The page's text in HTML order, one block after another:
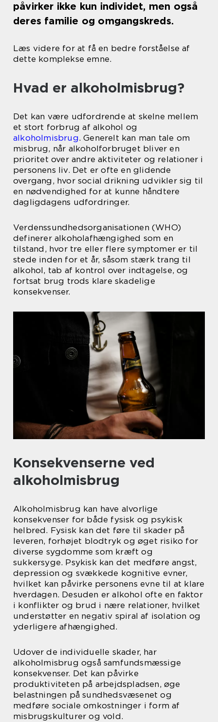
påvirker ikke kun individet, men også
deres familie og omgangskreds.
Læs videre for at få en bedre forståelse af
dette komplekse emne.
Hvad er alkoholmisbrug?
Det kan være udfordrende at skelne mellem
et stort forbrug af alkohol og
alkoholmisbrug. Generelt kan man tale om
misbrug, når alkoholforbruget bliver en
prioritet over andre aktiviteter og relationer i
personens liv. Det er ofte en glidende
overgang, hvor social drikning udvikler sig til
en nødvendighed for at kunne håndtere
dagligdagens udfordringer.
Verdenssundhedsorganisationen (WHO)
definerer alkoholafhængighed som en
tilstand, hvor tre eller flere symptomer er til
stede inden for et år, såsom stærk trang til
alkohol, tab af kontrol over indtagelse, og
fortsat brug trods klare skadelige
konsekvenser.
Konsekvenserne ved
alkoholmisbrug
Alkoholmisbrug kan have alvorlige
konsekvenser for både fysisk og psykisk
helbred. Fysisk kan det føre til skader på
leveren, forhøjet blodtryk og øget risiko for
diverse sygdomme som kræft og
sukkersyge. Psykisk kan det medføre angst,
depression og svækkede kognitive evner,
hvilket kan påvirke personens evne til at klare
hverdagen. Desuden er alkohol ofte en faktor
i konflikter og brud i nære relationer, hvilket
understøtter en negativ spiral af isolation og
yderligere afhængighed.
Udover de individuelle skader, har
alkoholmisbrug også samfundsmæssige
konsekvenser. Det kan påvirke
produktiviteten på arbejdspladsen, øge
belastningen på sundhedsvæsenet og
medføre sociale omkostninger i form af
misbrugskulturer og vold.